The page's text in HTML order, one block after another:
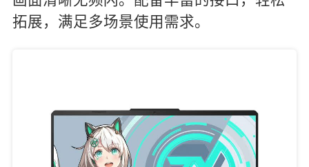
拓展，满足多场景使用需求。